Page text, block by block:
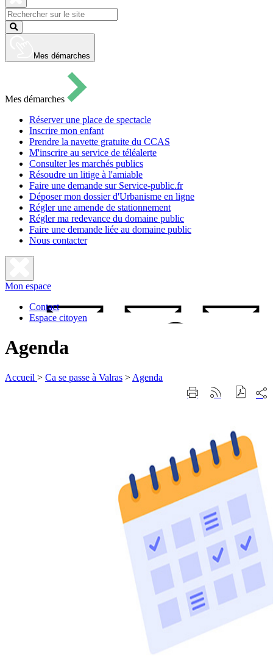
ouvrir
le
formulaire
Fermer
la
recherche
Lancer
la
Mes démarches
Mes démarches
Réserver une place de spectacle
Inscrire mon enfant
Prendre la navette gratuite du CCAS
M'inscrire au service de téléalerte
Consulter les marchés publics
Résoudre un litige à l'amiable
Faire une demande sur Service-public.fr
Déposer mon dossier d'Urbanisme en ligne
Régler une amende de stationnement
Régler ma redevance du domaine public
Faire une demande liée au domaine public
Nous contacter
Fermer
la
Mon espace
Contact
Espace citoyen
Agenda
Accueil > Ca se passe à Valras > Agenda
ImprimerGénérer
sur